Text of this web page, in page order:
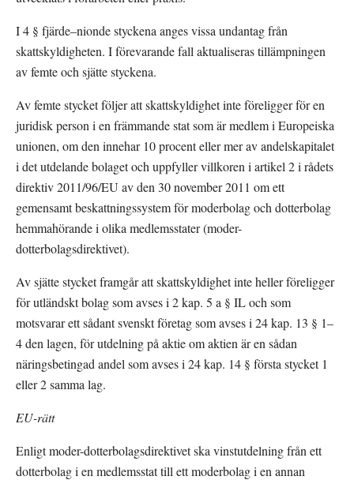
I 4 § fjärde–nionde styckena anges vissa undantag från
skattskyldigheten. I förevarande fall aktualiseras tillämpningen
av femte och sjätte styckena.
Av femte stycket följer att skattskyldighet inte föreligger för en
juridisk person i en främmande stat som är medlem i Europeiska
unionen, om den innehar 10 procent eller mer av andelskapitalet
i det utdelande bolaget och uppfyller villkoren i artikel 2 i rådets
direktiv 2011/96/EU av den 30 november 2011 om ett
gemensamt beskattningssystem för moderbolag och dotterbolag
hemmahörande i olika medlemsstater (moder-
dotterbolagsdirektivet).
Av sjätte stycket framgår att skattskyldighet inte heller föreligger
för utländskt bolag som avses i 2 kap. 5 a § IL och som
motsvarar ett sådant svenskt företag som avses i 24 kap. 13 § 1–
4 den lagen, för utdelning på aktie om aktien är en sådan
näringsbetingad andel som avses i 24 kap. 14 § första stycket 1
eller 2 samma lag.
EU-rätt
Enligt moder-dotterbolagsdirektivet ska vinstutdelning från ett
dotterbolag i en medlemsstat till ett moderbolag i en annan